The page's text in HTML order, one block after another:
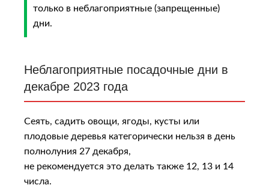
только в неблагоприятные (запрещенные)
дни.
Неблагоприятные посадочные дни в
декабре 2023 года
Сеять, садить овощи, ягоды, кусты или
плодовые деревья категорически нельзя в день
полнолуния 27 декабря,
не рекомендуется это делать также 12, 13 и 14
числа.